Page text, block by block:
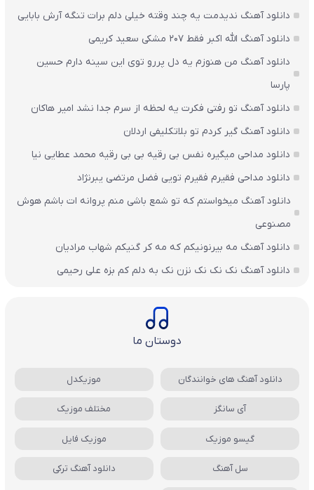
دانلود آهنگ ندیدمت یه چند وقته خیلی دلم برات تنگه آرش بابایی
دانلود آهنگ الله اکبر فقط 207 مشکی سعید کریمی
دانلود آهنگ من هنوزم یه دل پررو توی این سینه دارم حسین
پارسا
دانلود آهنگ تو رفتی فکرت یه لحظه از سرم جدا نشد امیر هاکان
دانلود آهنگ گیر کردم تو بلاتکلیفی اردلان
دانلود مداحی میگیره نفس بی رقیه بی بی رقیه محمد عطایی نیا
دانلود مداحی فقیرم فقیرم تویی فضل مرتضی یبرنژاد
دانلود آهنگ میخواستم که تو شمع باشی منم پروانه ات باشم هوش
مصنوعی
دانلود آهنگ مه بیرنونیکم که مه کر گنیکم شهاب مرادیان
دانلود آهنگ نک نک نک نزن نک به دلم کم بزه علی رحیمی
دوستان ما
دانلود آهنگ های خوانندگان موزیکدل
آی سانگز مختلف موزیک
گیسو موزیک موزیک فایل
سل آهنگ دانلود آهنگ ترکی